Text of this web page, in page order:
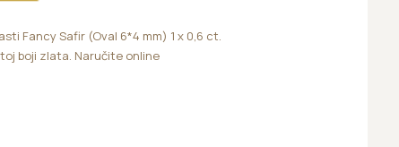
Fancy Safir (Oval 6*4 mm) 1 x 0,6 ct.
boji zlata. Naručite online